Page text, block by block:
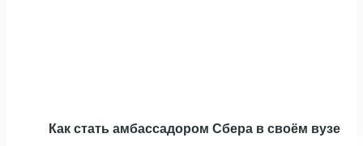
Как стать амбассадором Сбера в своём вузе